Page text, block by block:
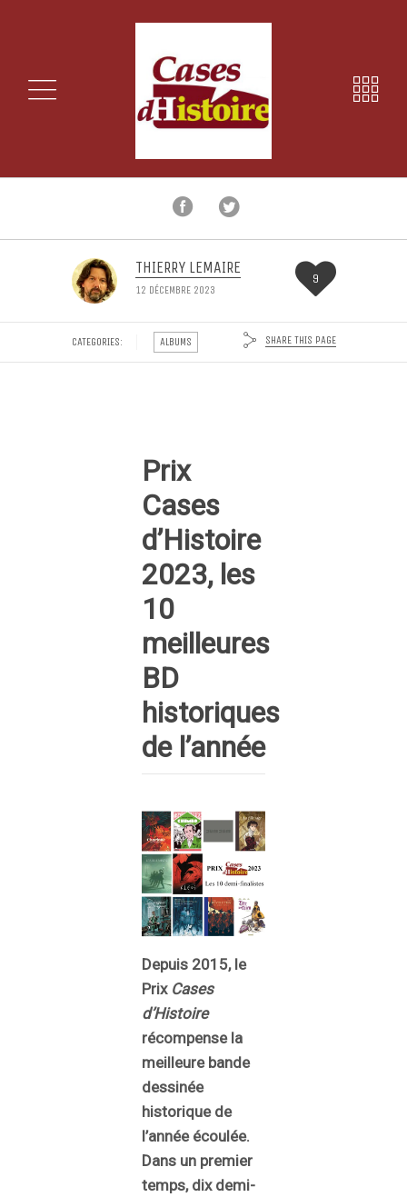
THIERRY LEMAIRE
12 DÉCEMBRE 2023
9
CATEGORIES: ALBUMS SHARE THIS PAGE
Prix
Cases
d’Histoire
2023, les
10
meilleures
BD
historiques
de l’année
Depuis 2015, le
Prix Cases
d’Histoire
récompense la
meilleure bande
dessinée
historique de
l’année écoulée.
Dans un premier
temps, dix demi-